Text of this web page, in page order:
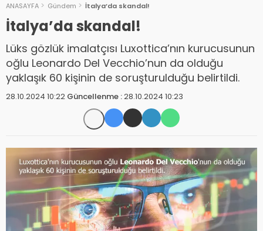
ANASAYFA Gündem İtalya’da skandal!
İtalya’da skandal!
Lüks gözlük imalatçısı Luxottica’nın kurucusunun
oğlu Leonardo Del Vecchio’nun da olduğu
yaklaşık 60 kişinin de soruşturulduğu belirtildi.
28.10.2024 10:22 Güncellenme :28.10.2024 10:23